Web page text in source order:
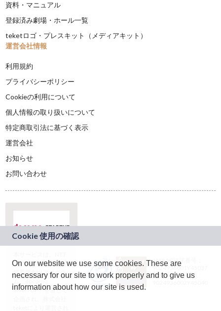
資料・マニュアル
登録済み劇場・ホール一覧
teketロゴ・プレスキット（メディアキット）
運営会社情報
利用規約
プライバシーポリシー
Cookieの利用について
個人情報の取り扱いについて
特定商取引法に基づく表示
運営会社
お知らせ
お問い合わせ
ドコモグループの新
規事業創出プログラ
ム「docomo
STARTUP」を通じて
JASRAC許諾番号：
9024936001Y45037
JASRAC許諾番号：
On our website we use some cookies. These are
necessary for our site to work properly and to give us
information about how our site is used.